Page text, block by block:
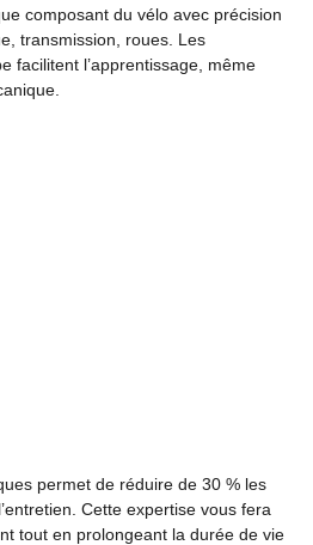
composant du vélo avec précision
transmission, roues. Les
facilitent l’apprentissage, même
permet de réduire de 30 % les
Cette expertise vous fera
tout en prolongeant la durée de vie